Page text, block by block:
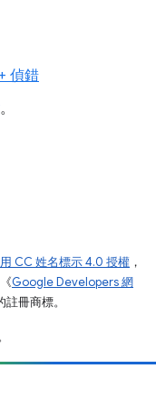
偵錯
。
CC 姓名標示 4.0 授權 ，
Google Developers 網
冊商標。